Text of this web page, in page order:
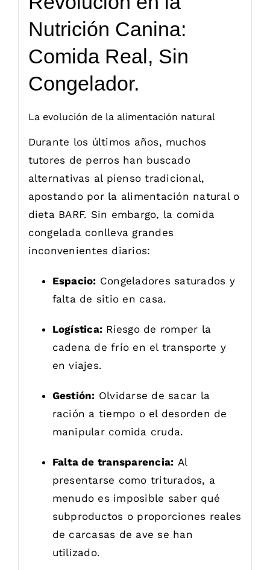
Nutrición Canina:
Comida Real, Sin
Congelador.
La evolución de la alimentación natural
Durante los últimos años, muchos
tutores de perros han buscado
alternativas al pienso tradicional,
apostando por la alimentación natural o
dieta BARF. Sin embargo, la comida
congelada conlleva grandes
inconvenientes diarios:
Espacio: Congeladores saturados y
falta de sitio en casa.
Logística: Riesgo de romper la
cadena de frío en el transporte y
en viajes.
Gestión: Olvidarse de sacar la
ración a tiempo o el desorden de
manipular comida cruda.
Falta de transparencia: Al
presentarse como triturados, a
menudo es imposible saber qué
subproductos o proporciones reales
de carcasas de ave se han
utilizado.